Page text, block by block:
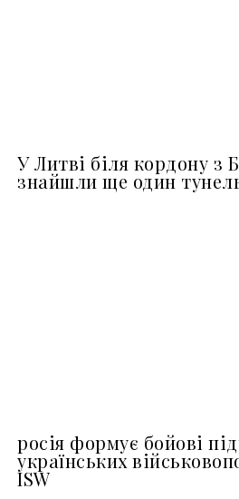
У Литві біля кордону з
знайшли ще один
росія формує бойові
українських
ISW